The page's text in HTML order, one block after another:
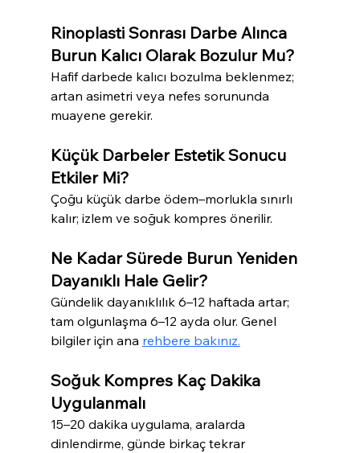
Rinoplasti Sonrası Darbe Alınca
Burun Kalıcı Olarak Bozulur Mu?
Hafif darbede kalıcı bozulma beklenmez;
artan asimetri veya nefes sorununda
muayene gerekir.
Küçük Darbeler Estetik Sonucu
Etkiler Mi?
Çoğu küçük darbe ödem–morlukla sınırlı
kalır; izlem ve soğuk kompres önerilir.
Ne Kadar Sürede Burun Yeniden
Dayanıklı Hale Gelir?
Gündelik dayanıklılık 6–12 haftada artar;
tam olgunlaşma 6–12 ayda olur. Genel
bilgiler için ana rehbere bakınız.
Soğuk Kompres Kaç Dakika
Uygulanmalı
15–20 dakika uygulama, aralarda
dinlendirme, günde birkaç tekrar